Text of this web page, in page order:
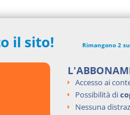
il sito! Rimangono 2
Accesso ai
Possibilità di
Nessuna